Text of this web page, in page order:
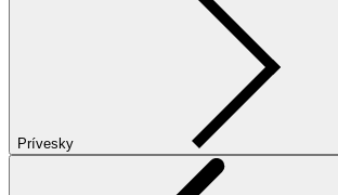
Prívesky